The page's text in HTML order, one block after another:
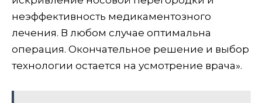
неэффективность медикаментозного
лечения. В любом случае оптимальна
операция. Окончательное решение и выбор
технологии остается на усмотрение врача».